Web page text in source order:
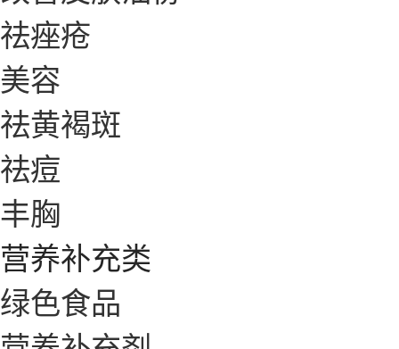
祛痤疮
美容
祛黄褐斑
祛痘
丰胸
营养补充类
绿色食品